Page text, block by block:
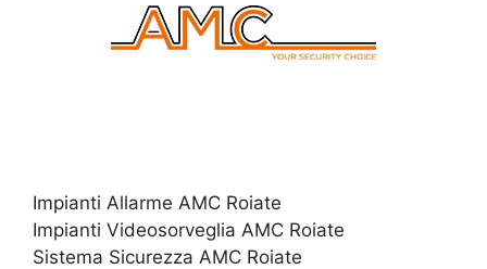
Impianti Allarme AMC Roiate
Impianti Videosorveglia AMC Roiate
Sistema Sicurezza AMC Roiate